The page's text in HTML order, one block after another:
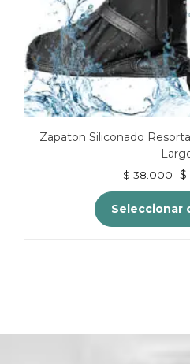
Zapaton Siliconado
$38.000 El
$
Seleccionar